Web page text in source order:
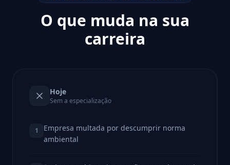
O que muda na sua
carreira
Hoje
Sem a especialização
1
Empresa multada por descumprir norma
ambiental